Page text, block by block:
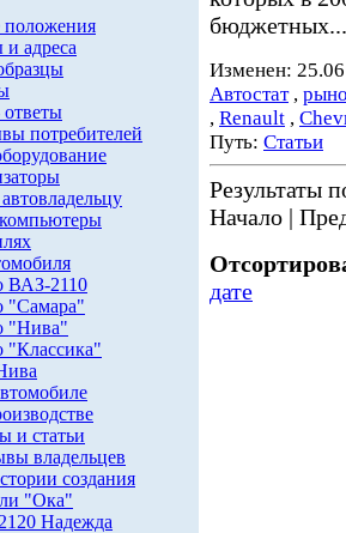
и адреса
потребителей
ВАЗ-2110
"Самара"
"Нива"
"Классика"
и статьи
владельцев
создания
"Ока"
Надежда
бюджетных...
Изменен:
Автостат,
, Renault ,
Путь: Статьи
Результаты
Начало |
дате